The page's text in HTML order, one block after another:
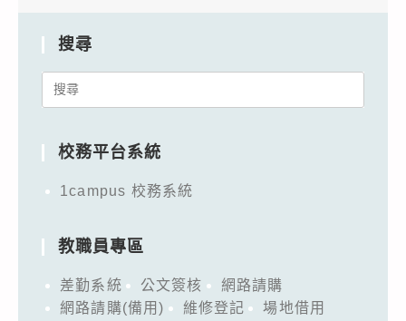
搜尋
Search
校務平台系統
1campus 校務系統
教職員專區
差勤系統 公文簽核
網路請購
網路請購(備用)
維修登記
場地借用